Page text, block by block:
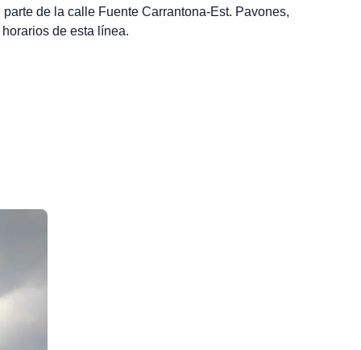
de la calle Fuente Carrantona-Est. Pavones,
de esta línea.